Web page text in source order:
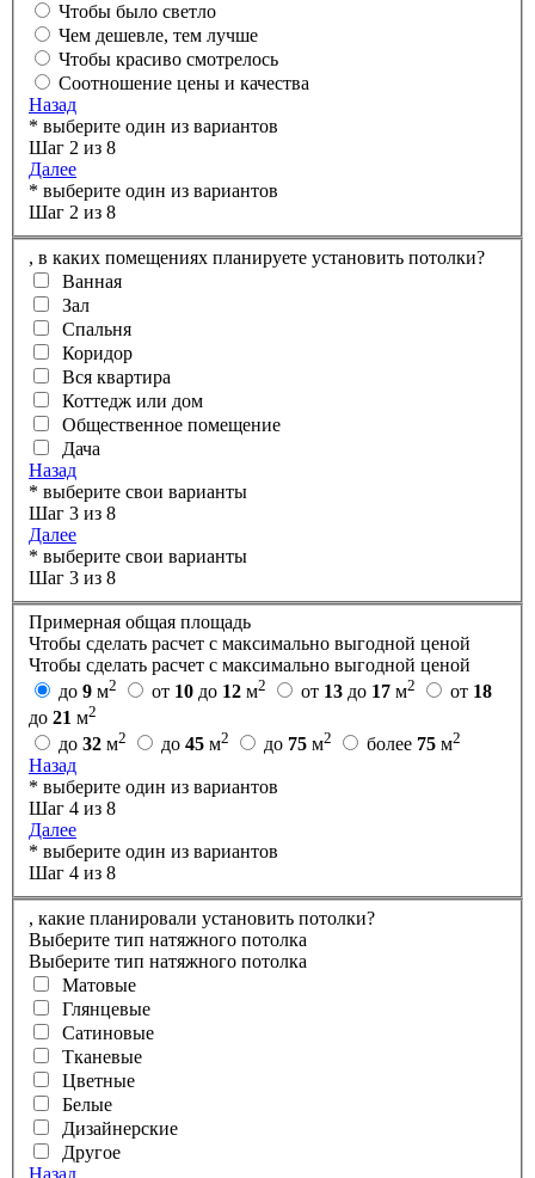
Чтобы было светло
Чем дешевле, тем лучше
Чтобы красиво смотрелось
Соотношение цены и качества
Назад
* выберите один из вариантов
Шаг 2 из 8
Далее
* выберите один из вариантов
Шаг 2 из 8
, в каких помещениях планируете установить потолки?
Ванная
Зал
Спальня
Коридор
Вся квартира
Коттедж или дом
Общественное помещение
Дача
Назад
* выберите свои варианты
Шаг 3 из 8
Далее
* выберите свои варианты
Шаг 3 из 8
Примерная общая площадь
Чтобы сделать расчет с максимально выгодной ценой
Чтобы сделать расчет с максимально выгодной ценой
до 9 м2 от 10 до 12 м2 от 13 до 17 м2 от 18
до 21 м2
до 32 м2 до 45 м2 до 75 м2 более 75 м2
Назад
* выберите один из вариантов
Шаг 4 из 8
Далее
* выберите один из вариантов
Шаг 4 из 8
, какие планировали установить потолки?
Выберите тип натяжного потолка
Выберите тип натяжного потолка
Матовые
Глянцевые
Сатиновые
Тканевые
Цветные
Белые
Дизайнерские
Другое
Назад